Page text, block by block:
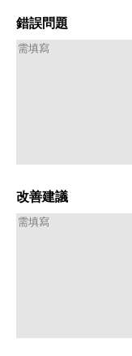
錯誤問題
改善建議